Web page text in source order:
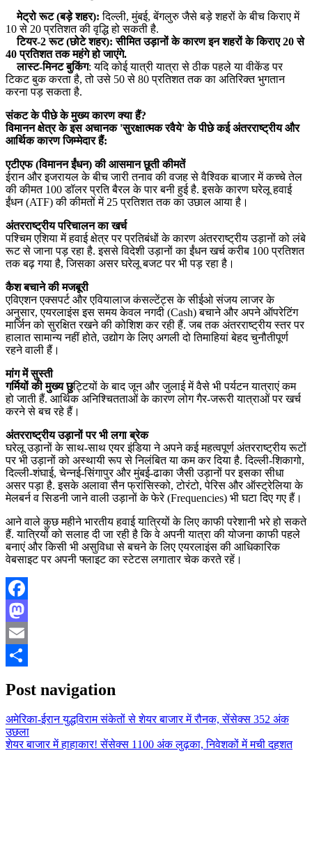
मेट्रो रूट (बड़े शहर):दिल्ली, मुंबई, बेंगलुरु जैसे बड़े शहरों के बीच किराए में
10 से 20 प्रतिशत की वृद्धि हो सकती है.
टियर-2 रूट (छोटे शहर): सीमित उड़ानों के कारण इन शहरों के किराए 20 से
40 प्रतिशत तक महंगे हो जाएंगे.
लास्ट-मिनट बुकिंग: यदि कोई यात्री यात्रा से ठीक पहले या वीकेंड पर
टिकट बुक करता है, तो उसे 50 से 80 प्रतिशत तक का अतिरिक्त भुगतान
करना पड़ सकता है.
संकट के पीछे के मुख्य कारण क्या हैं?
विमानन क्षेत्र के इस अचानक 'सुरक्षात्मक रवैये' के पीछे कई अंतरराष्ट्रीय और
आर्थिक कारण जिम्मेदार हैं:
एटीएफ (विमानन ईंधन) की आसमान छूती कीमतें
ईरान और इजरायल के बीच जारी तनाव की वजह से वैश्विक बाजार में कच्चे तेल
की कीमत 100 डॉलर प्रति बैरल के पार बनी हुई है. इसके कारण घरेलू हवाई
ईंधन (ATF) की कीमतों में 25 प्रतिशत तक का उछाल आया है।
अंतरराष्ट्रीय परिचालन का खर्च
पश्चिम एशिया में हवाई क्षेत्र पर प्रतिबंधों के कारण अंतरराष्ट्रीय उड़ानों को लंबे
रूट से जाना पड़ रहा है. इससे विदेशी उड़ानों का ईंधन खर्च करीब 100 प्रतिशत
तक बढ़ गया है, जिसका असर घरेलू बजट पर भी पड़ रहा है।
कैश बचाने की मजबूरी
एविएशन एक्सपर्ट और एवियालाज कंसल्टेंट्स के सीईओ संजय लाजर के
अनुसार, एयरलाइंस इस समय केवल नगदी (Cash) बचाने और अपने ऑपरेटिंग
मार्जिन को सुरक्षित रखने की कोशिश कर रही हैं. जब तक अंतरराष्ट्रीय स्तर पर
हालात सामान्य नहीं होते, उद्योग के लिए अगली दो तिमाहियां बेहद चुनौतीपूर्ण
रहने वाली हैं।
मांग में सुस्ती
गर्मियों की मुख्य छुट्टियों के बाद जून और जुलाई में वैसे भी पर्यटन यात्राएं कम
हो जाती हैं. आर्थिक अनिश्चितताओं के कारण लोग गैर-जरूरी यात्राओं पर खर्च
करने से बच रहे हैं।
अंतरराष्ट्रीय उड़ानों पर भी लगा ब्रेक
घरेलू उड़ानों के साथ-साथ एयर इंडिया ने अपने कई महत्वपूर्ण अंतरराष्ट्रीय रूटों
पर भी उड़ानों को अस्थायी रूप से निलंबित या कम कर दिया है. दिल्ली-शिकागो,
दिल्ली-शंघाई, चेन्नई-सिंगापुर और मुंबई-ढाका जैसी उड़ानों पर इसका सीधा
असर पड़ा है. इसके अलावा सैन फ्रांसिस्को, टोरंटो, पेरिस और ऑस्ट्रेलिया के
मेलबर्न व सिडनी जाने वाली उड़ानों के फेरे (Frequencies) भी घटा दिए गए हैं।
आने वाले कुछ महीने भारतीय हवाई यात्रियों के लिए काफी परेशानी भरे हो सकते
हैं. यात्रियों को सलाह दी जा रही है कि वे अपनी यात्रा की योजना काफी पहले
बनाएं और किसी भी असुविधा से बचने के लिए एयरलाइंस की आधिकारिक
वेबसाइट पर अपनी फ्लाइट का स्टेटस लगातार चेक करते रहें।
Facebook
Mastodon
Email
Post navigation
अमेरिका-ईरान युद्धविराम संकेतों से शेयर बाजार में रौनक, सेंसेक्स 352 अंक
उछला
शेयर बाजार में हाहाकार! सेंसेक्स 1100 अंक लुढ़का, निवेशकों में मची दहशत